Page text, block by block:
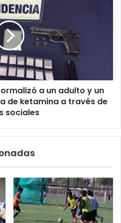
a un adulto y un
de ketamina a través de
sociales